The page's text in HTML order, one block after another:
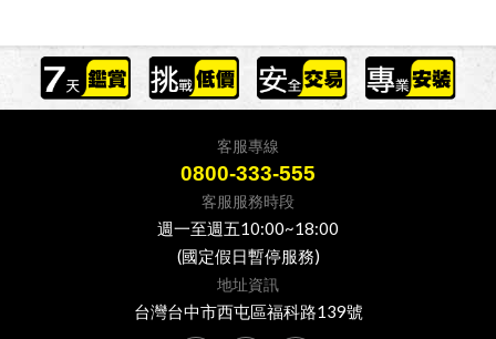
客服專線
0800-333-555
客服服務時段
週一至週五10:00~18:00
(國定假日暫停服務)
地址資訊
台灣台中市西屯區福科路139號